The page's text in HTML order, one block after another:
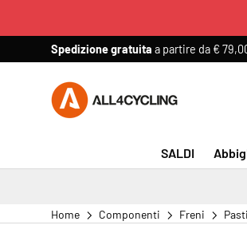
Spedizione gratuita a partire da €
SALDI
Home Componenti Freni